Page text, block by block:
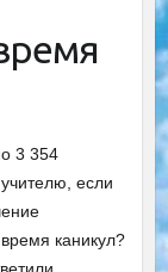
3 354
если
каникул?